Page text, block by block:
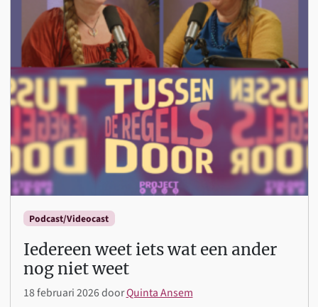
Podcast/Videocast
Iedereen weet iets wat een ander
nog niet weet
18 februari 2026doorQuinta Ansem